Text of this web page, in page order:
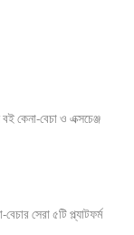
বই কেনা-বেচা ও এক্সচেঞ্জ
সেরা ৫টি প্ল্যাটফর্ম